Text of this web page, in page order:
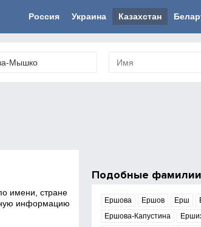
Россия Украина Казахстан
имени, стране
информацию
Подобные фамилии
Ершова Ершов Ерш
Ершова-Капустина